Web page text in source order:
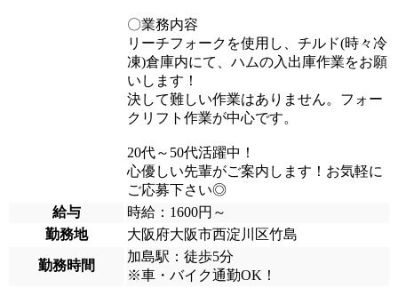
〇業務内容
リーチフォークを使用し、チルド(時々冷
凍)倉庫内にて、ハムの入出庫作業をお願
いします！
決して難しい作業はありません。フォー
クリフト作業が中心です。
20代～50代活躍中！
心優しい先輩がご案内します！お気軽に
ご応募下さい◎
給与
時給：1600円～
勤務地
大阪府大阪市西淀川区竹島
勤務時間
加島駅：徒歩5分
※車・バイク通勤OK！